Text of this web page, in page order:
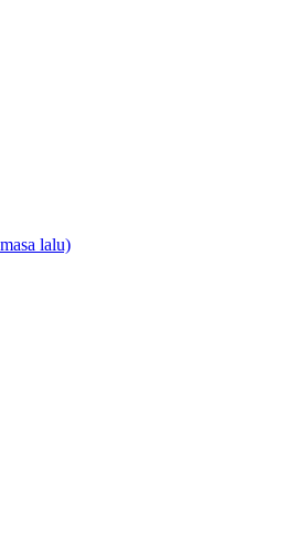
lalu)